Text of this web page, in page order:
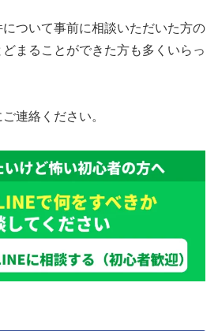
ついて事前に相談いただいた方の
まることができた方も多くいらっ
連絡ください。